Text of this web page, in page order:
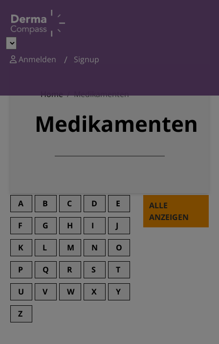
Anmelden Signup
Home Medikamenten
Medikamenten
A B C D E
F G H I J
K L M N O
P Q R S T
U V W X Y
Z
ALLE
ANZEIGEN